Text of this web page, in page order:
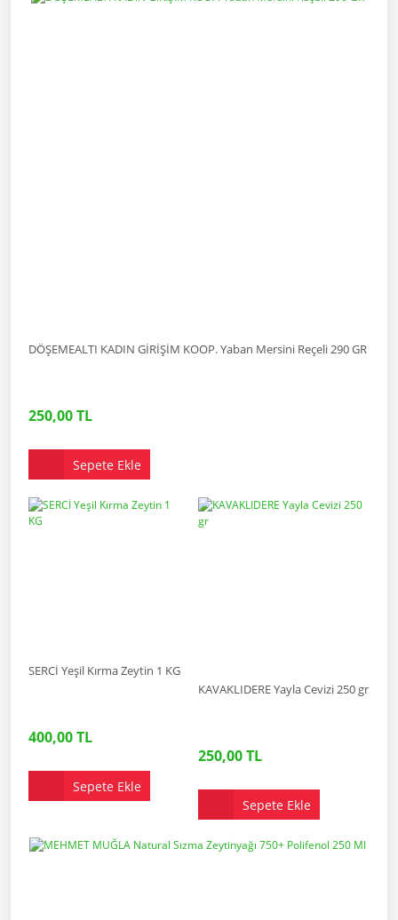
DÖŞEMEALTI KADIN GİRİŞİM KOOP. Yaban Mersini Reçeli 290 GR
250,00 TL
Sepete Ekle
SERCİ Yeşil Kırma Zeytin 1 KG
400,00 TL
Sepete Ekle
KAVAKLIDERE Yayla Cevizi 250 gr
250,00 TL
Sepete Ekle